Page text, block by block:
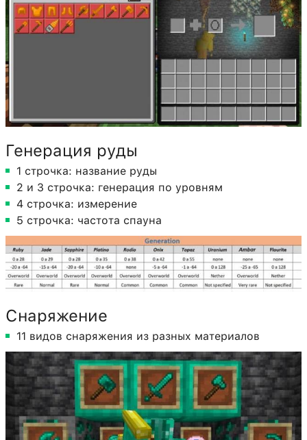
Генерация руды
1 строчка: название руды
2 и 3 строчка: генерация по уровням
4 строчка: измерение
5 строчка: частота спауна
Снаряжение
11 видов снаряжения из разных материалов